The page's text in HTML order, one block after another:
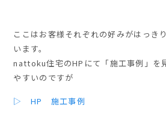
ここはお客様それぞれの好みがはっき
います。
nattoku住宅のHPにて「施工事例」を
やすいのですが
▷ HP 施工事例